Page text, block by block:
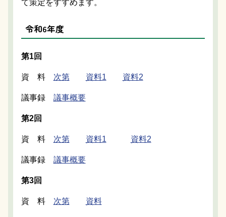
て策定をすすめます。
令和6年度
第1回
資 料 次第 資料1 資料2
議事録 議事概要
第2回
資 料 次第 資料1 資料2
議事録 議事概要
第3回
資 料 次第 資料